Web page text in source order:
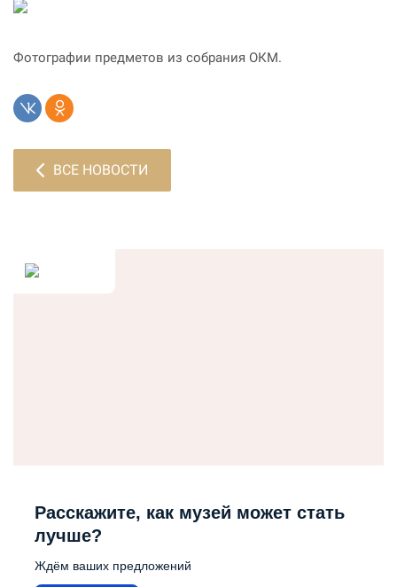
Фотографии предметов из собрания ОКМ.
ВСЕ НОВОСТИ
Расскажите, как музей может стать
лучше?
Ждём ваших предложений